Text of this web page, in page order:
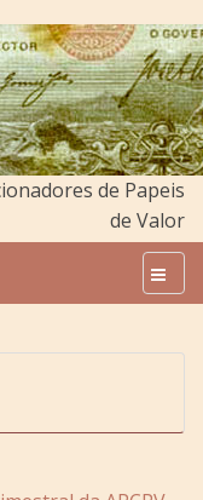
de Papeis
de Valor